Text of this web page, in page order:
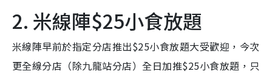
2. 米線陣$25小食放題
米線陣早前於指定分店推出$25小食放題大受歡迎，今次
更全線分店（除九龍站分店）全日加推$25小食放題，只